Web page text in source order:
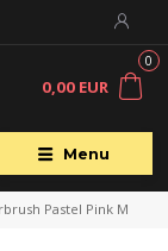
Menu
0
0,00 EUR
Pastel Pink M